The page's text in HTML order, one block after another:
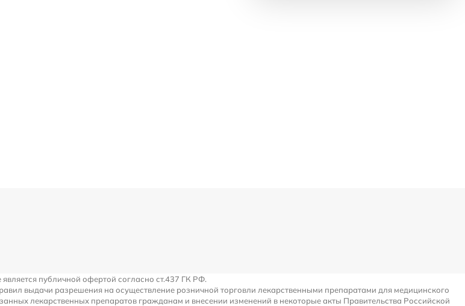
публичной офертой согласно ст.437 ГК РФ.
выдачи разрешения на осуществление розничной торговли лекарственными препаратами для медицинского
лекарственных препаратов гражданам и внесении изменений в некоторые акты Правительства Российской